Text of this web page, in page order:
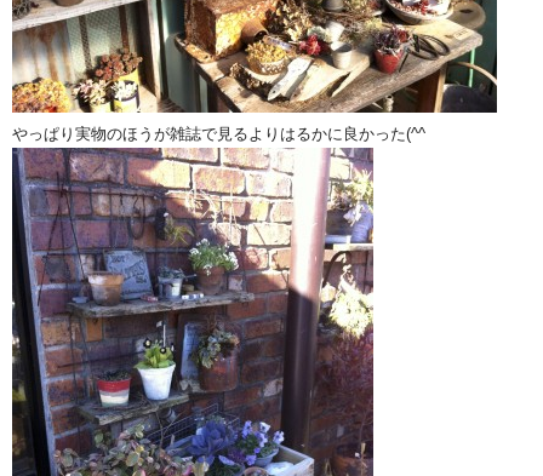
やっぱり実物のほうが雑誌で見るよりはるかに良かった(^^ゞ